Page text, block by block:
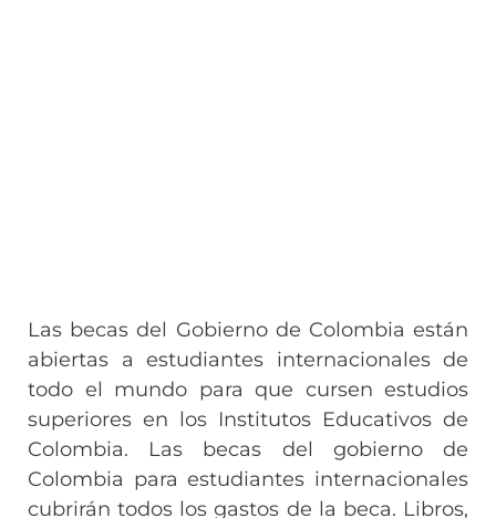
Las becas del Gobierno de Colombia están
abiertas a estudiantes internacionales de
todo el mundo para que cursen estudios
superiores en los Institutos Educativos de
Colombia. Las becas del gobierno de
Colombia para estudiantes internacionales
cubrirán todos los gastos de la beca. Libros,